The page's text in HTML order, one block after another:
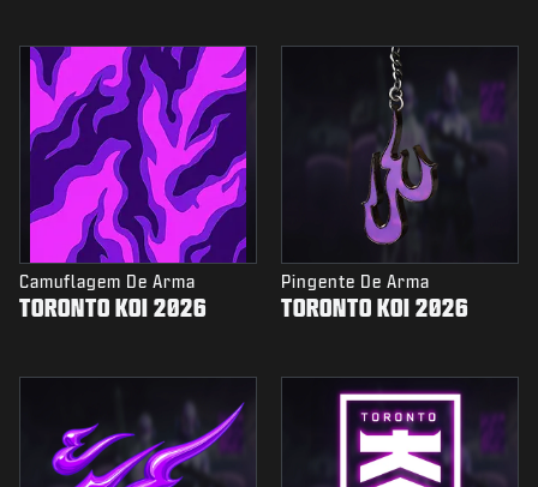
Camuflagem De Arma
TORONTO KOI 2026
Pingente De Arma
TORONTO KOI 2026